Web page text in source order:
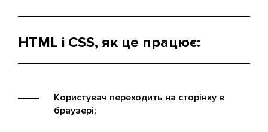
HTML і CSS, як це працює:
Користувач переходить на сторінку в
браузері;